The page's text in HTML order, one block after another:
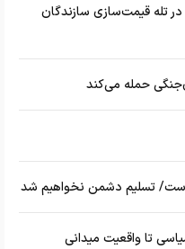
تله قیمت‌سازی سازندگان
تسلیم دشمن نخواهیم شد
تا واقعیت میدانی